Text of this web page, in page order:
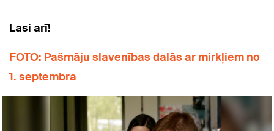
Lasi arī!
FOTO: Pašmāju slavenības dalās ar mirkļiem no
1. septembra